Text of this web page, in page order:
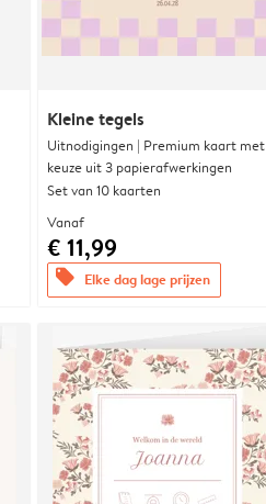
Kleine tegels
Uitnodigingen | Premium kaart met
keuze uit 3 papierafwerkingen
Set van 10 kaarten
Vanaf
€ 11,99
offers Elke dag lage prijzen